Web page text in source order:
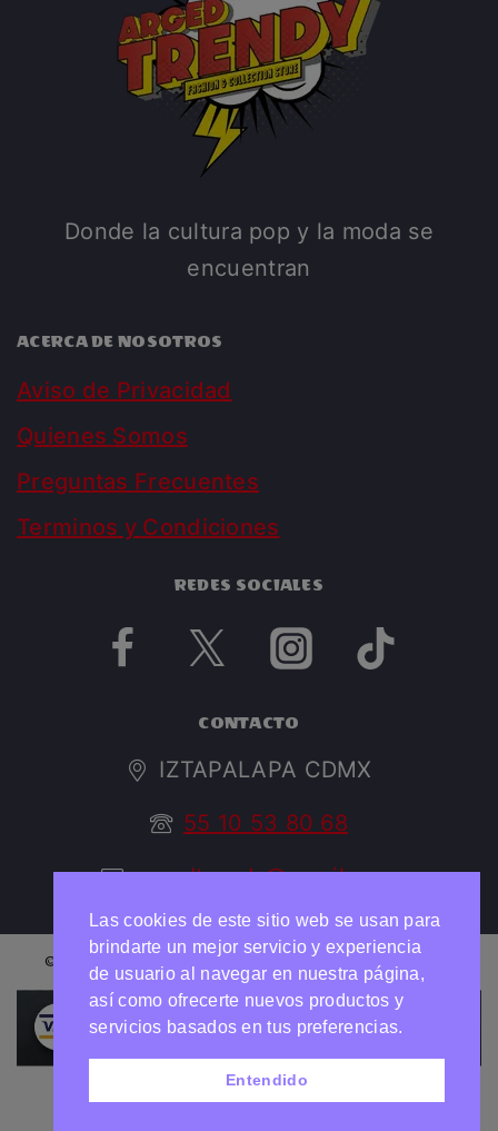
Donde la cultura pop y la moda se
encuentran
ACERCA DE NOSOTROS
Aviso de Privacidad
Quienes Somos
Preguntas Frecuentes
Terminos y Condiciones
REDES SOCIALES
CONTACTO
IZTAPALAPA CDMX
55 10 53 80 68
argedtrendy@gmail.com
© 2026 ARGED TRENDY Todos los derechos reservados
Necesitas ayuda?
Chatea con nosotros
Las cookies de este sitio web se usan para
brindarte un mejor servicio y experiencia
de usuario al navegar en nuestra página,
así como ofrecerte nuevos productos y
servicios basados en tus preferencias.
Entendido